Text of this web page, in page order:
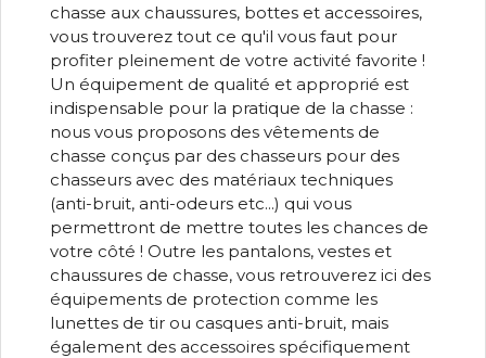
chasse aux chaussures, bottes et accessoires,
vous trouverez tout ce qu'il vous faut pour
profiter pleinement de votre activité favorite !
Un équipement de qualité et approprié est
indispensable pour la pratique de la chasse :
nous vous proposons des vêtements de
chasse conçus par des chasseurs pour des
chasseurs avec des matériaux techniques
(anti-bruit, anti-odeurs etc...) qui vous
permettront de mettre toutes les chances de
votre côté ! Outre les pantalons, vestes et
chaussures de chasse, vous retrouverez ici des
équipements de protection comme les
lunettes de tir ou casques anti-bruit, mais
également des accessoires spécifiquement